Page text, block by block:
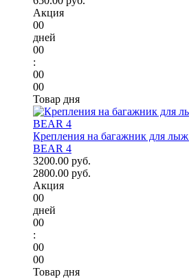
Акция
00
дней
00
:
00
00
Товар дня
Крепления на багажник для
BEAR 4
3200.00 руб.
2800.00 руб.
Акция
00
дней
00
:
00
00
Товар дня